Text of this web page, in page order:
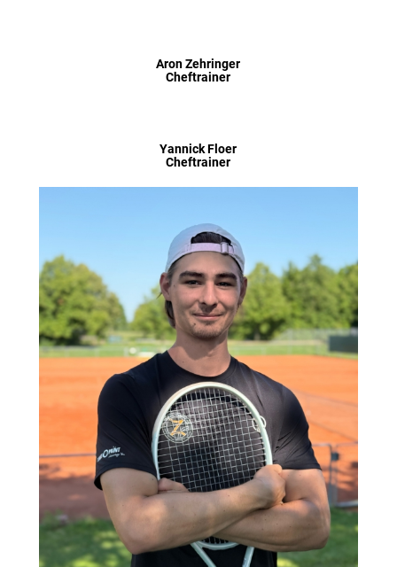
Aron Zehringer
Cheftrainer
Yannick Floer
Cheftrainer